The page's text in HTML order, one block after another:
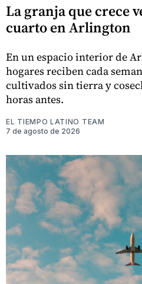
La granja que crece
cuarto en Arlington
En un espacio interior de
hogares reciben cada
cultivados sin tierra y
horas antes.
EL TIEMPO LATINO TEAM
7 de agosto de 2026